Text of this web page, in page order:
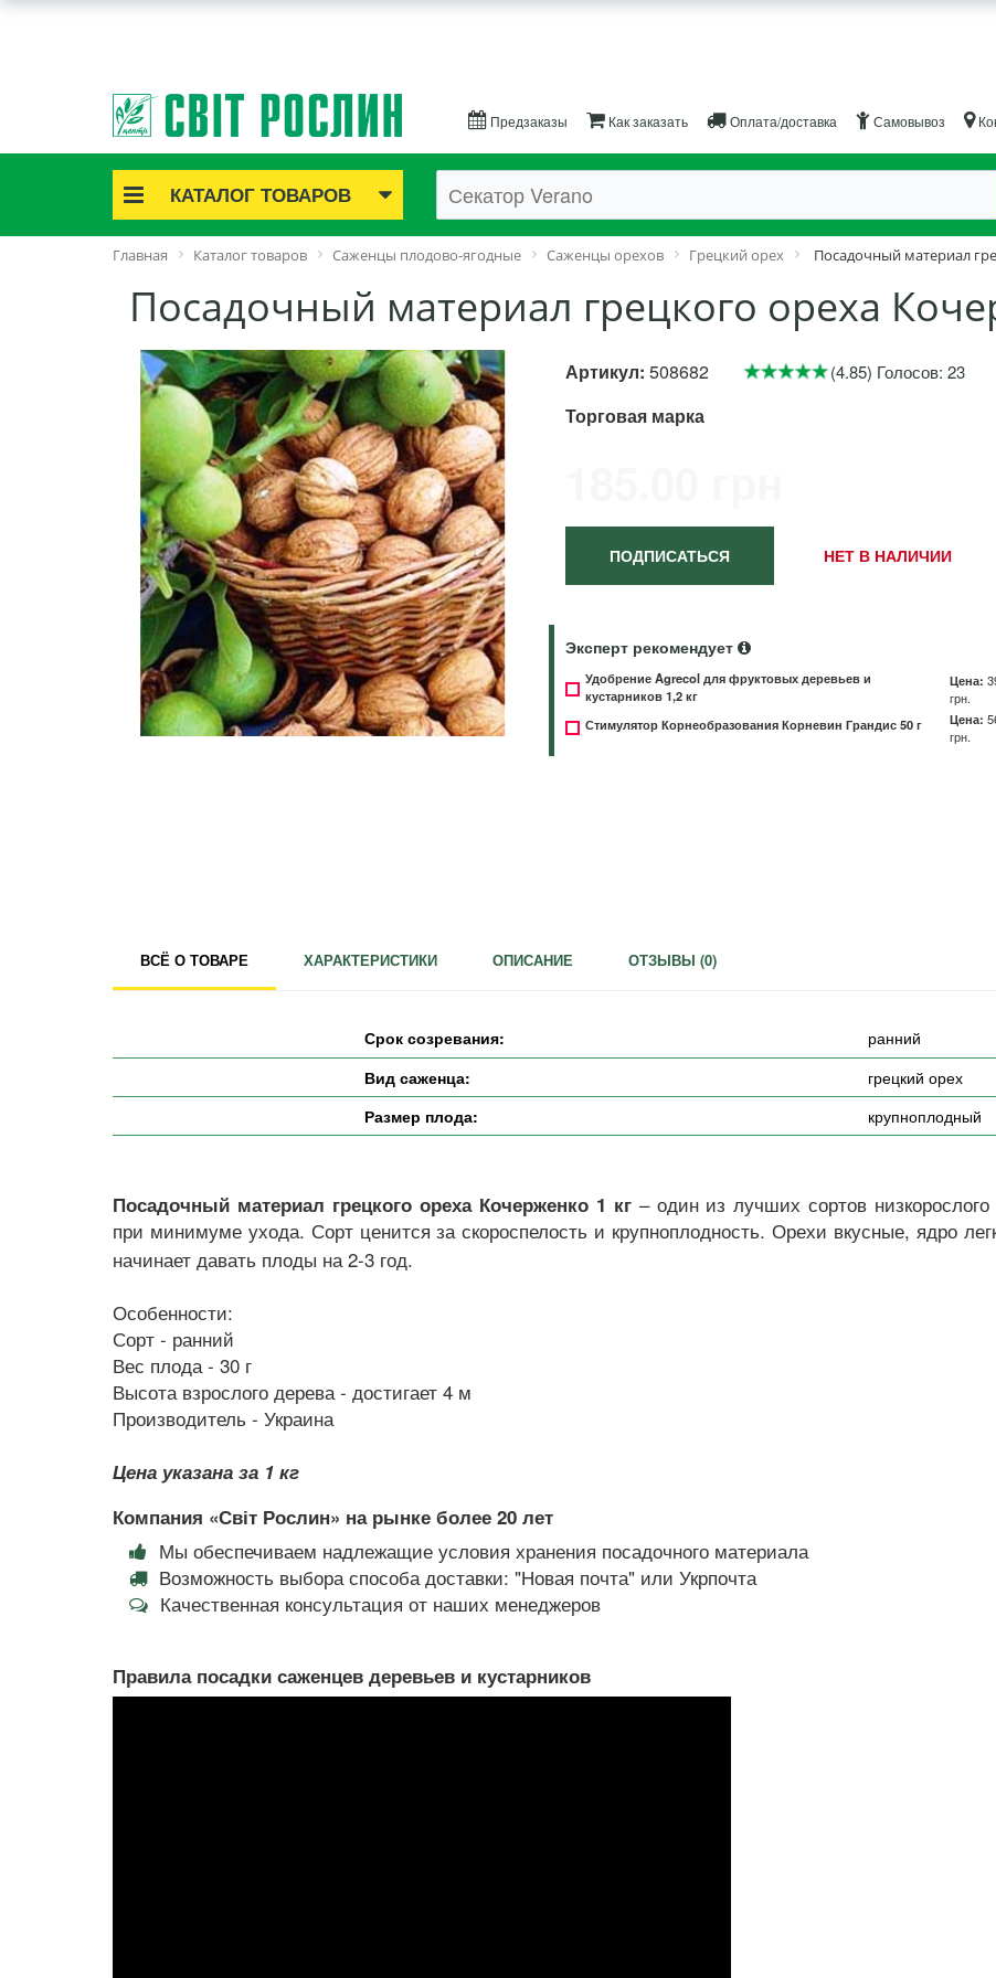
Предзаказы Как заказать Оплата/доставка Самовывоз
КАТАЛОГ ТОВАРОВ
Акционные товары
Саженцы роз
Саженцы плодово-ягодные
Лук и чеснок
Семенной картофель
Семена и рассада
Саженцы декоративные
Средства защиты растений
Удобрения
Для комнатных растений
Для ландшафтного дизайна
Для полива
Инструменты и инвентарь
Виноделие
Пчеловодство
Садовые фигуры
Главная Каталог товаров Саженцы плодово-ягодные Саженцы орехов Грецкий орех Посадочный материал
Посадочный материал грецкого ореха
Артикул: 508682 (4.85) Голосов: 23
Торговая марка
ПОДПИСАТЬСЯ НЕТ В НАЛИЧИИ
Эксперт рекомендует
Удобрение Agrecol для фруктовых деревьев и
кустарников 1,2 кг
Цена:
грн.
Стимулятор Корнеобразования Корневин Грандис 50 г
Цена:
грн.
ВСЁ О ТОВАРЕ ХАРАКТЕРИСТИКИ ОПИСАНИЕ ОТЗЫВЫ (0)
Срок созревания:
ранний
Вид саженца:
грецкий орех
Размер плода:
крупноплодный
Посадочный материал грецкого ореха Кочерженко 1 кг– один из лучших сортов
при минимуме ухода. Сорт ценится за скороспелость и крупноплодность. Орехи вкусные, ядро
начинает давать плоды на 2-3 год.
Особенности:
Сорт - ранний
Вес плода - 30 г
Высота взрослого дерева - достигает 4 м
Производитель - Украина
Цена указана за 1 кг
Компания «Світ Рослин» на рынке более 20 лет
Мы обеспечиваем надлежащие условия хранения посадочного материала
Возможность выбора способа доставки: "Новая почта" или Укрпочта
Качественная консультация от наших менеджеров
Правила посадки саженцев деревьев и кустарников